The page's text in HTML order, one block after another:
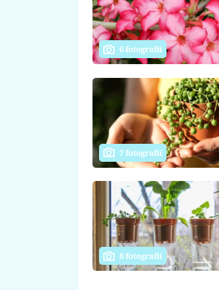
6 fotografií
7 fotografií
8 fotografií